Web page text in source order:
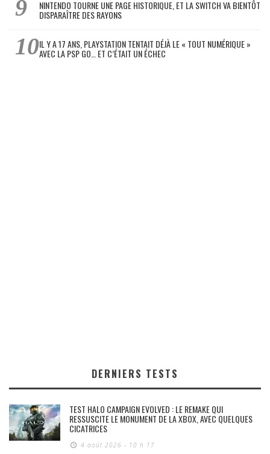
NINTENDO TOURNE UNE PAGE HISTORIQUE, ET LA SWITCH VA BIENTÔT
DISPARAÎTRE DES RAYONS
IL Y A 17 ANS, PLAYSTATION TENTAIT DÉJÀ LE « TOUT NUMÉRIQUE »
AVEC LA PSP GO… ET C’ÉTAIT UN ÉCHEC
DERNIERS TESTS
TEST HALO CAMPAIGN EVOLVED : LE REMAKE QUI
RESSUSCITE LE MONUMENT DE LA XBOX, AVEC QUELQUES
CICATRICES
4 août 2026 - 10 h 17